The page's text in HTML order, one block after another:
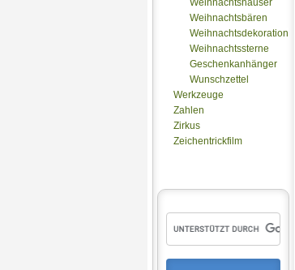
Weihnachtsbären
Weihnachtsdekoration
Weihnachtssterne
Geschenkanhänger
Wunschzettel
Werkzeuge
Zahlen
Zirkus
Zeichentrickfilm